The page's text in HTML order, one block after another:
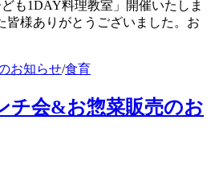
も1DAY料理教室」開催いたしま
様ありがとうございました。お
お知らせ/食育
チ会&お惣菜販売のお